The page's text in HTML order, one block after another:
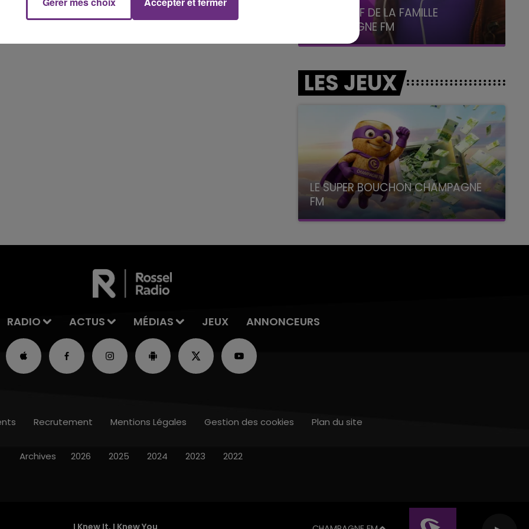
LE BEST OF DE LA FAMILLE
CHAMPAGNE FM
LES JEUX
LE SUPER BOUCHON CHAMPAGNE
FM
avec La Famille Champagne FM, à 8H10
RADIO ACTUS MÉDIAS JEUX ANNONCEURS
I Knew It, I Knew You
Recrutement Mentions Légales Gestion des cookies Plan du site
Archives 2026 2025 2024 2023 2022